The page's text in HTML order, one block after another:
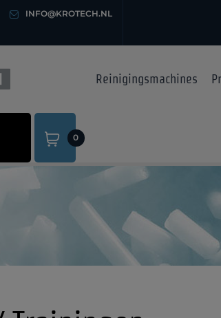
INFO@KROTECH.NL
Reinigingsmachines
0